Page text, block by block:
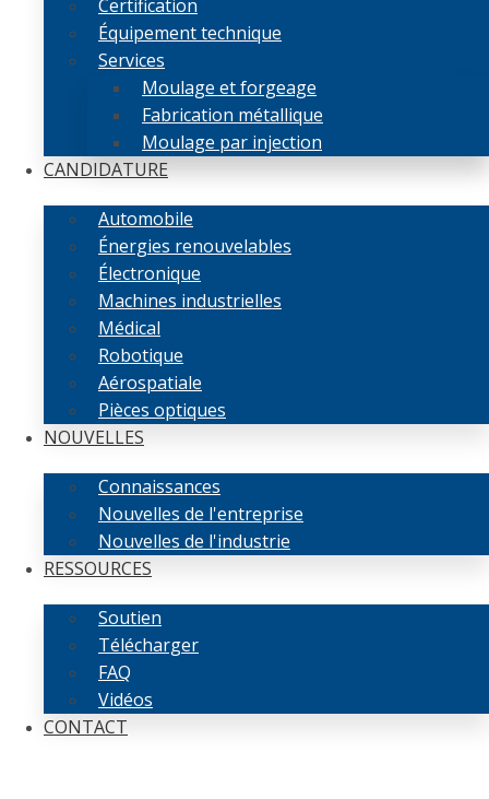
Certification
Équipement technique
Services
Moulage et forgeage
Fabrication métallique
Moulage par injection
CANDIDATURE
Automobile
Énergies renouvelables
Électronique
Machines industrielles
Médical
Robotique
Aérospatiale
Pièces optiques
NOUVELLES
Connaissances
Nouvelles de l'entreprise
Nouvelles de l'industrie
RESSOURCES
Soutien
Télécharger
FAQ
Vidéos
CONTACT